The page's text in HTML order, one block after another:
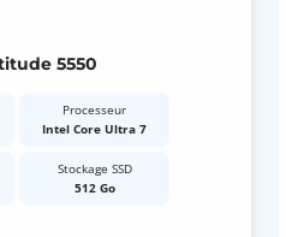
5550
Processeur
Intel Core Ultra 7
Stockage SSD
512 Go